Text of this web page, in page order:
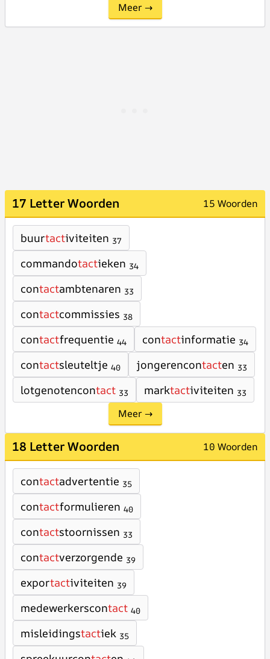
Meer →
17 Letter Woorden 15 Woorden
buurtactiviteiten 37
commandotactieken 34
contactambtenaren 33
contactcommissies 38
contactfrequentie 44 contactinformatie 34
contactsleuteltje 40 jongerencontacten 33
lotgenotencontact 33 marktactiviteiten 33
Meer →
18 Letter Woorden 10 Woorden
contactadvertentie 35
contactformulieren 40
contactstoornissen 33
contactverzorgende 39
exportactiviteiten 39
medewerkerscontact 40
misleidingstactiek 35